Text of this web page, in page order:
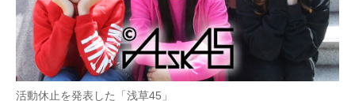
製造業のIT導入・活用を支援
モノづくり技術者専門サイト
エレクトロニクス専門サイト
活動休止を発表した「浅草45」